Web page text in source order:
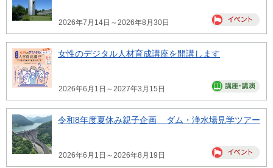
2026年7月14日～2026年8月30日
女性のデジタル人材育成講座を開講します
2026年6月1日～2027年3月15日
令和8年度夏休み親子企画 ダム・浄水場見学ツアー
2026年6月1日～2026年8月19日